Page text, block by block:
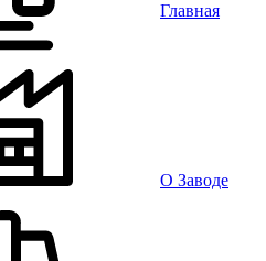
Главная
О Заводе